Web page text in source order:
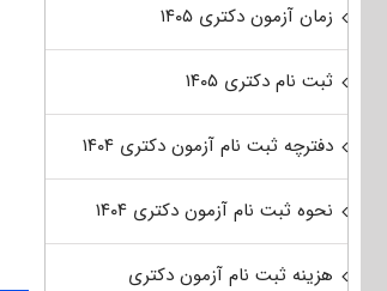
زمان آزمون دکتری ۱۴۰۵
ثبت نام دکتری ۱۴۰۵
دفترچه ثبت نام آزمون دکتری ۱۴۰۴
نحوه ثبت نام آزمون دکتری ۱۴۰۴
هزینه ثبت نام آزمون دکتری